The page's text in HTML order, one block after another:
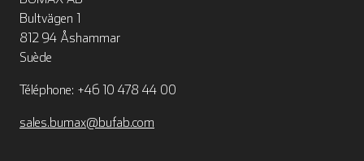
Bultvägen 1
812 94 Åshammar
Suède
Téléphone: +46 10 478 44 00
sales.bumax@bufab.com